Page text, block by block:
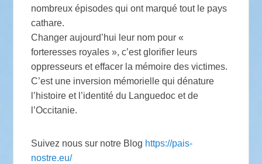
nombreux épisodes qui ont marqué tout le pays
cathare.
Changer aujourd’hui leur nom pour «
forteresses royales », c’est glorifier leurs
oppresseurs et effacer la mémoire des victimes.
C’est une inversion mémorielle qui dénature
l’histoire et l’identité du Languedoc et de
l’Occitanie.
Suivez nous sur notre Blog https://pais-
nostre.eu/